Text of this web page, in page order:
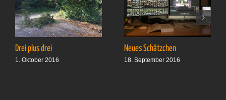
Drei plus drei
1. Oktober 2016
Neues Schätzchen
18. September 2016